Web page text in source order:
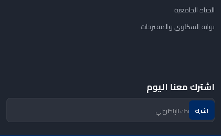
الحياة الجامعية
بوابة الشكاوي والمقترحات
اشترك معنا اليوم